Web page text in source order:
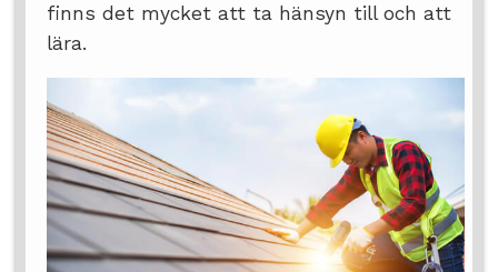
finns det mycket att ta hänsyn till och att
lära.